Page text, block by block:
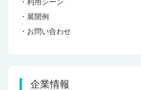
・利用シーン
・展開例
・お問い合わせ
企業情報